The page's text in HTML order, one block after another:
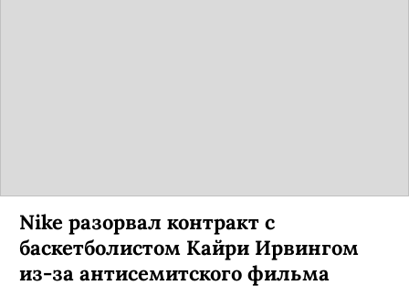
Nike разорвал контракт с
баскетболистом Кайри Ирвингом
из-за антисемитского фильма